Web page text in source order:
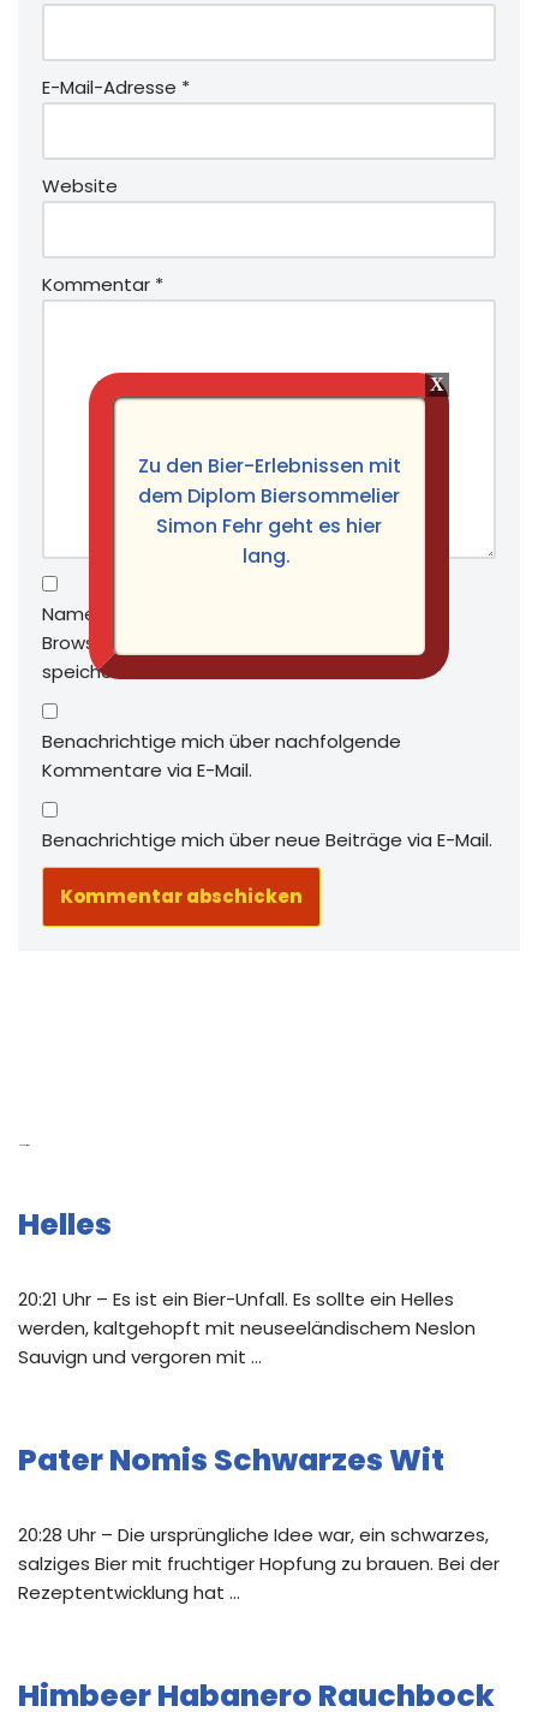
E-Mail-Adresse *
Website
Kommentar *
Name, E-Mail-Adresse und Website in diesem
Browser für meinen nächsten Kommentar
speichern.
Benachrichtige mich über nachfolgende
Kommentare via E-Mail.
Benachrichtige mich über neue Beiträge via E-Mail.
Helles
20:21 Uhr – Es ist ein Bier-Unfall. Es sollte ein Helles
werden, kaltgehopft mit neuseeländischem Neslon
Sauvign und vergoren mit …
Pater Nomis Schwarzes Wit
20:28 Uhr – Die ursprüngliche Idee war, ein schwarzes,
salziges Bier mit fruchtiger Hopfung zu brauen. Bei der
Rezeptentwicklung hat …
Himbeer Habanero Rauchbock
Zu den Bier-Erlebnissen mit
dem Diplom Biersommelier
Simon Fehr geht es hier
lang.